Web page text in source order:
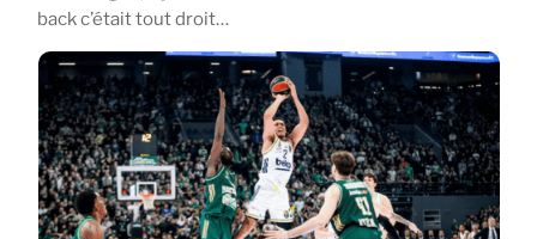
back c’était tout droit…